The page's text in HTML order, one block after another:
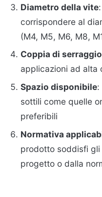
Diametro della vite
corrispondere al
(M4, M5, M6, M8,
Coppia di serraggio
applicazioni ad alta
Spazio disponibile:
sottili come quelle
preferibili
Normativa
prodotto soddisfi
progetto o dalla